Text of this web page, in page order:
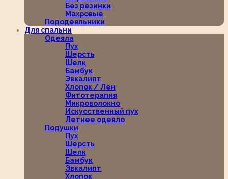
Без резинки
Махровые
Пододеяльники
Для спальни
Одеяла
Пух
Шерсть
Шелк
Бамбук
Эвкалипт
Хлопок / Лен
Фитотерапия
Микроволокно
Искусственный пух
Летнее одеяло
Подушки
Пух
Шерсть
Шелк
Бамбук
Эвкалипт
Хлопок